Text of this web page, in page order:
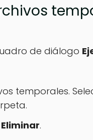
de diálogo
temporales.
Eliminar.